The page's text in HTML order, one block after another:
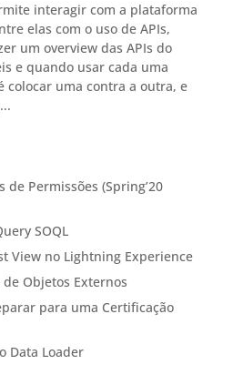
interagir com a plataforma
elas com o uso de APIs,
um overview das APIs do
e quando usar cada uma
colocar uma contra a outra, e
de Permissões (Spring’20
SOQL
View no Lightning Experience
Objetos Externos
para uma Certificação
Data Loader